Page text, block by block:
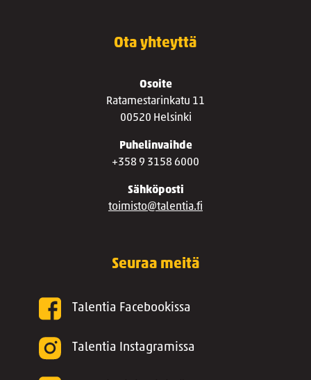
Ota yhteyttä
Osoite
Ratamestarinkatu 11
00520 Helsinki
Puhelinvaihde
+358 9 3158 6000
Sähköposti
toimisto@talentia.fi
Seuraa meitä
Talentia Facebookissa
Talentia Instagramissa